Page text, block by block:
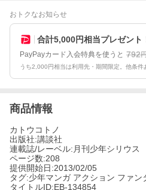
おトクなお知らせ
合計5,000円相当プレゼント
PayPayカード入会特典を使うと 792
うち2,000円相当は利用先・期間限定。他条件
商品情報
カトウコトノ
出版社:講談社
連載誌/レーベル:月刊少年シリウス
ページ数:208
提供開始日:2013/02/05
タグ:少年マンガ アクション ファン
タイトルID:EB-134854